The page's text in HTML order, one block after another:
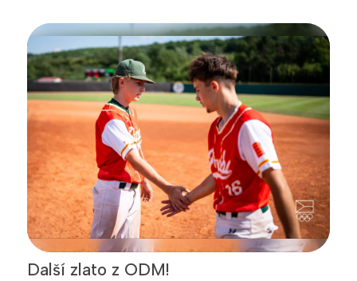
Další zlato z ODM!